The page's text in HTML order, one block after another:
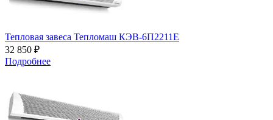
Тепловая завеса Тепломаш КЭВ-6П2211Е
32 850 ₽
Подробнее